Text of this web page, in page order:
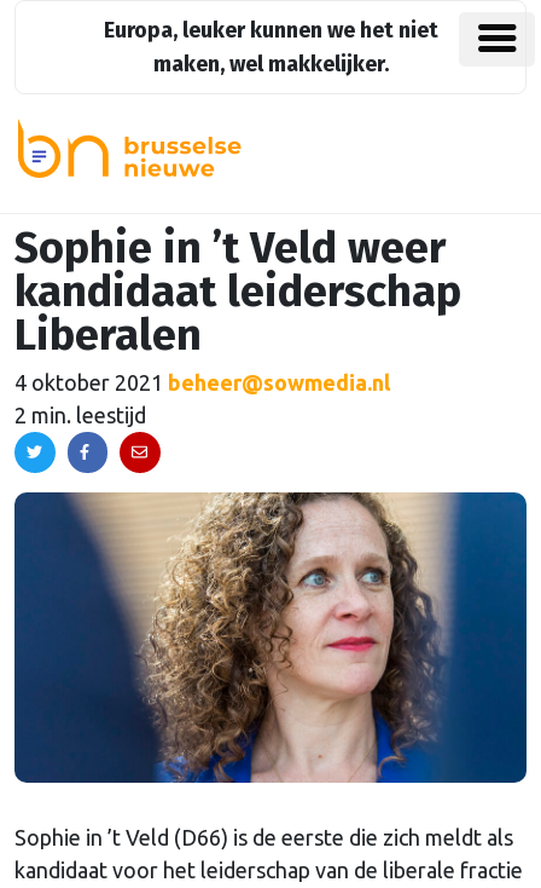
Europa, leuker kunnen we het niet
maken, wel makkelijker.
Sophie in ’t Veld weer
kandidaat leiderschap
Liberalen
4 oktober 2021 beheer@sowmedia.nl
2 min. leestijd
Sophie in ’t Veld (D66) is de eerste die zich meldt als
kandidaat voor het leiderschap van de liberale fractie